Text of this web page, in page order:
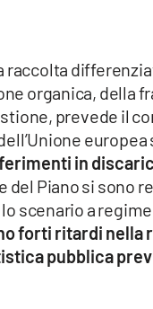
organica, della
prevede il
in
del Piano si sono
scenario a
forti ritardi nella
pubblica